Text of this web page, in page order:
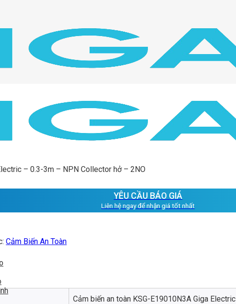
– 0.3-3m – NPN Collector hở – 2NO
YÊU CẦU BÁO GIÁ
Liên hệ ngay để nhận giá tốt nhất
Cảm Biến An Toàn
Cảm biến an toàn KSG-E19010N3A Giga Electric